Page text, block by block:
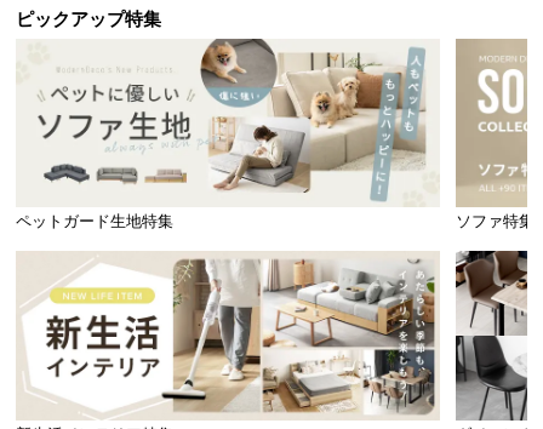
省スペースに干せるスタンド式
山型にセットして布団を乗せるスタンド式なので、
場所を選ばず省スペースに設置することが可能で
す。
ピックアップ特集
ペットガード生地特集 ソファ特集